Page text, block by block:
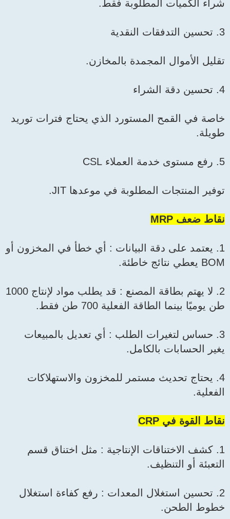
شراء الكميات المطلوبة فقط.
3. تحسين التدفقات النقدية
تقليل الأموال المجمدة بالمخازن.
4. تحسين دقة الشراء
خاصة في القمح المستورد الذي يحتاج فترات توريد
طويلة.
5. رفع مستوى خدمة العملاء CSL
توفير المنتجات المطلوبة في موعدها JIT.
نقاط ضعف MRP
1. يعتمد على دقة البيانات : أي خطأ في المخزون أو
BOM يعطي نتائج خاطئة.
2. لا يهتم بطاقة المصنع : قد يطلب مواد لإنتاج 1000
طن يوميًا بينما الطاقة الفعلية 700 طن فقط.
3. حساس لتغيرات الطلب : أي تعديل بالمبيعات
يغير الحسابات بالكامل.
4. يحتاج تحديث مستمر للمخزون والاستهلاكات
الفعلية.
نقاط القوة في CRP
1. كشف الاختناقات الإنتاجية : مثل اختناق قسم
التعبئة أو التنظيف.
2. تحسين استغلال المعدات : رفع كفاءة استغلال
خطوط الطحن.